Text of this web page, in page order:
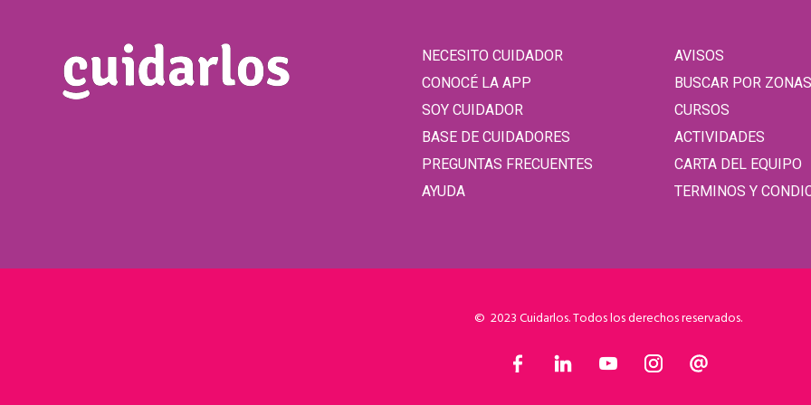
NECESITO CUIDADOR
CONOCÉ LA APP
SOY CUIDADOR
BASE DE CUIDADORES
PREGUNTAS FRECUENTES
AYUDA
AVISOS
BUSCAR POR ZONAS
CURSOS
ACTIVIDADES
CARTA DEL EQUIPO
TERMINOS Y
© 2023 Cuidarlos. Todos los derechos reservados.